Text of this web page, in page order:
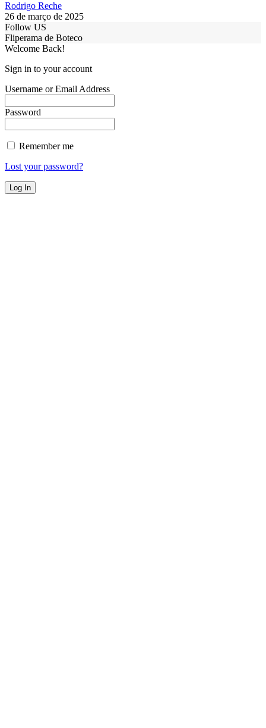
Rodrigo Reche
26 de março de 2025
Follow US
Fliperama de Boteco
Welcome Back!
Sign in to your account
Username or Email Address
Password
Remember me
Lost your password?